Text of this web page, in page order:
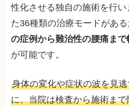
性化させる独自の施術を行
た36種類の治療モードがあ
の症例から難治性の腰痛ま
が可能です。
身体の変化や症状の波を見
に、当院は検査から施術ま